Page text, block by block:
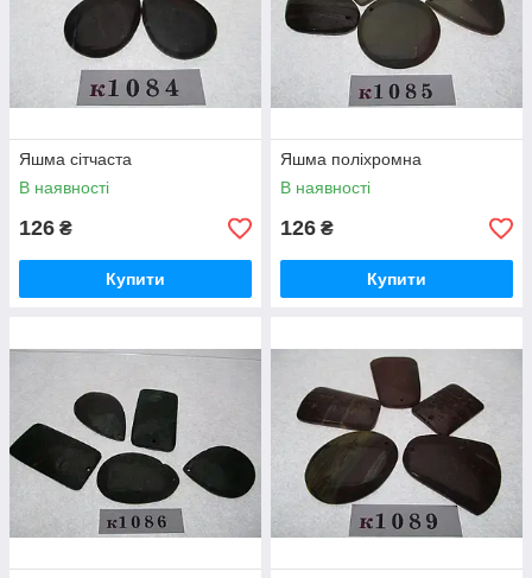
Яшма сітчаста
В наявності
126 ₴
Купити
Яшма поліхромна
В наявності
126 ₴
Купити